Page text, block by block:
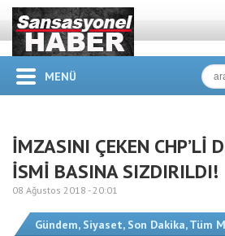
MENÜ
İMZASINI ÇEKEN CHP’Lİ
İSMİ BASINA SIZDIRILDI!
08 Ağustos 2018 -20:01
Gündem, Siyaset, Son Dakika,Tüm